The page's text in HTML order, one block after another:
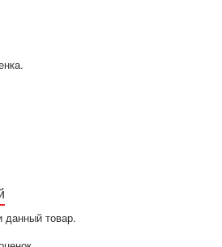
данный товар.